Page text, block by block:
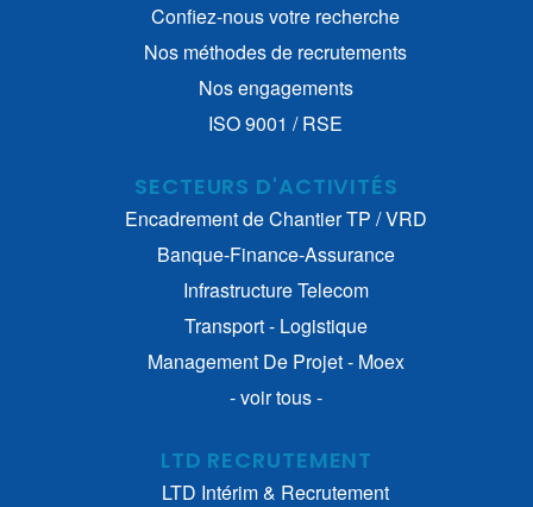
Confiez-nous votre recherche
Nos méthodes de recrutements
Nos engagements
ISO 9001 / RSE
SECTEURS D'ACTIVITÉS
Encadrement de Chantier TP / VRD
Banque-Finance-Assurance
Infrastructure Telecom
Transport - Logistique
Management De Projet - Moex
- voir tous -
LTD RECRUTEMENT
LTD Intérim & Recrutement